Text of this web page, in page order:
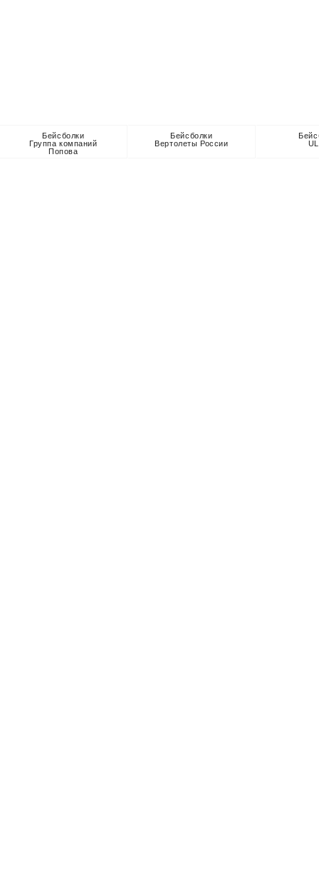
Бейсболки
Группа компаний
Попова
Бейсболки
Вертолеты России